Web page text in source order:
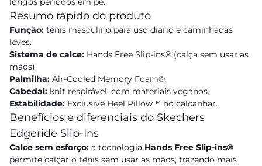
Resumo rápido do produto
Função: tênis masculino para uso diário e caminhadas
leves.
Sistema de calce: Hands Free Slip-ins® (calça sem usar as
mãos).
Palmilha: Air-Cooled Memory Foam®.
Cabedal: knit respirável, com materiais veganos.
Estabilidade: Exclusive Heel Pillow™ no calcanhar.
Benefícios e diferenciais do Skechers
Edgeride Slip-Ins
Calce sem esforço: a tecnologia Hands Free Slip-ins®
permite calçar o tênis sem usar as mãos, trazendo mais